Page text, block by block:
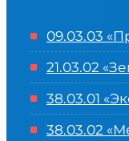
09.03.03
21.03.02
38.03.01
38.03.02